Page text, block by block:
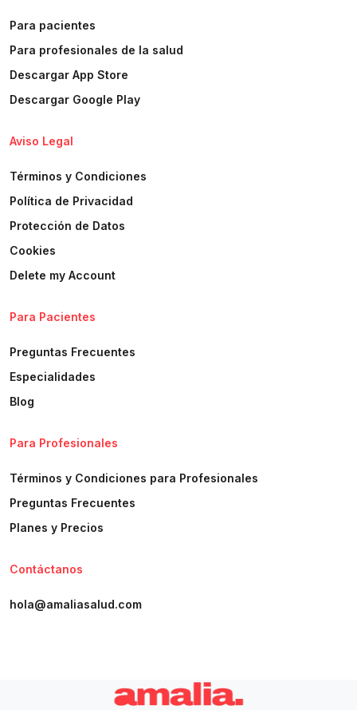
Para pacientes
Para profesionales de la salud
Descargar App Store
Descargar Google Play
Aviso Legal
Términos y Condiciones
Política de Privacidad
Protección de Datos
Cookies
Delete my Account
Para Pacientes
Preguntas Frecuentes
Especialidades
Blog
Para Profesionales
Términos y Condiciones para Profesionales
Preguntas Frecuentes
Planes y Precios
Contáctanos
hola@amaliasalud.com